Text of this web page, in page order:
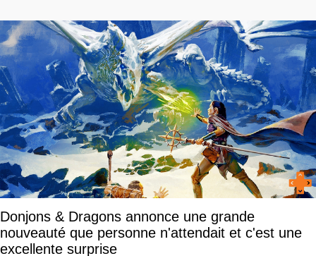
Donjons & Dragons annonce une grande
nouveauté que personne n'attendait et c'est une
excellente surprise